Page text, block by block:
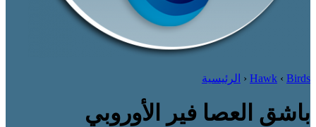
Hawk ‹ Birds
‹ الرئيسية
باشق العصا فير الأوروبي